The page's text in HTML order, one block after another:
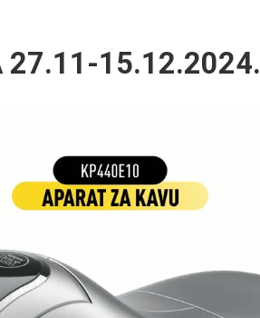
27.11-15.12.2024.